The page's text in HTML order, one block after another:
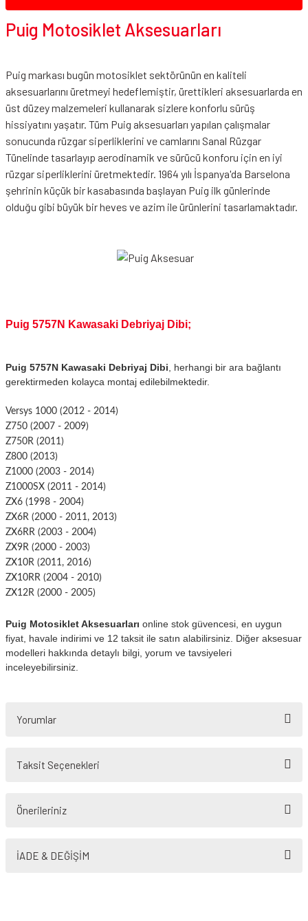
Puig Motosiklet Aksesuarları
Puig markası bugün motosiklet sektörünün en kaliteli
aksesuarlarını üretmeyi hedeflemiştir, ürettikleri aksesuarlarda en
üst düzey malzemeleri kullanarak sizlere konforlu sürüş
hissiyatını yaşatır. Tüm Puig aksesuarları yapılan çalışmalar
sonucunda rüzgar siperliklerini ve camlarını Sanal Rüzgar
Tünelinde tasarlayıp aerodinamik ve sürücü konforu için en iyi
rüzgar siperliklerini üretmektedir. 1964 yılı İspanya'da Barselona
şehrinin küçük bir kasabasında başlayan Puig ilk günlerinde
olduğu gibi büyük bir heves ve azim ile ürünlerini tasarlamaktadır.
Puig 5757N Kawasaki Debriyaj Dibi;
Puig 5757N Kawasaki Debriyaj Dibi , herhangi bir ara bağlantı
gerektirmeden kolayca montaj edilebilmektedir.
Versys 1000 (2012 - 2014)
Z750 (2007 - 2009)
Z750R (2011)
Z800 (2013)
Z1000 (2003 - 2014)
Z1000SX (2011 - 2014)
ZX6 (1998 - 2004)
ZX6R (2000 - 2011, 2013)
ZX6RR (2003 - 2004)
ZX9R (2000 - 2003)
ZX10R (2011, 2016)
ZX10RR (2004 - 2010)
ZX12R (2000 - 2005)
Puig Motosiklet Aksesuarları online stok güvencesi, en uygun
fiyat, havale indirimi ve 12 taksit ile satın alabilirsiniz. Diğer aksesuar
modelleri hakkında detaylı bilgi, yorum ve tavsiyeleri
inceleyebilirsiniz.
Yorumlar
Taksit Seçenekleri
Önerileriniz
yetersiz gördüğünüz noktaları öneri formunu kullanarak tarafımıza
İADE & DEĞİŞİM